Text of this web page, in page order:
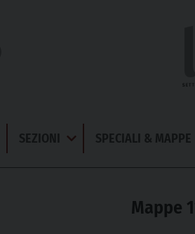
SEZIONI
Apri
Menu
SPECIALI & MAPPE
Mappe